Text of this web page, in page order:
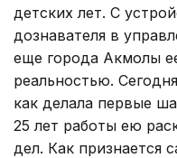
детских лет. С
дознавателя в
еще города Акмолы
реальностью.
как делала первые
25 лет работы ею
дел. Как признается